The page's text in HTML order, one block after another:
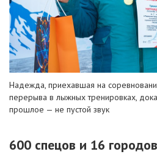
Надежда, приехавшая на
перерыва в лыжных тренировках,
прошлое — не пустой звук
600 спецов и 16 городов